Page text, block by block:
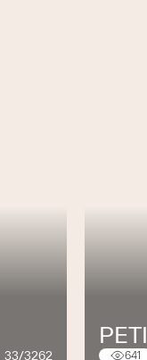
33/3262 641